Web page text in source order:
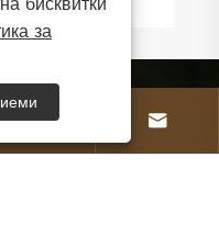
 
за